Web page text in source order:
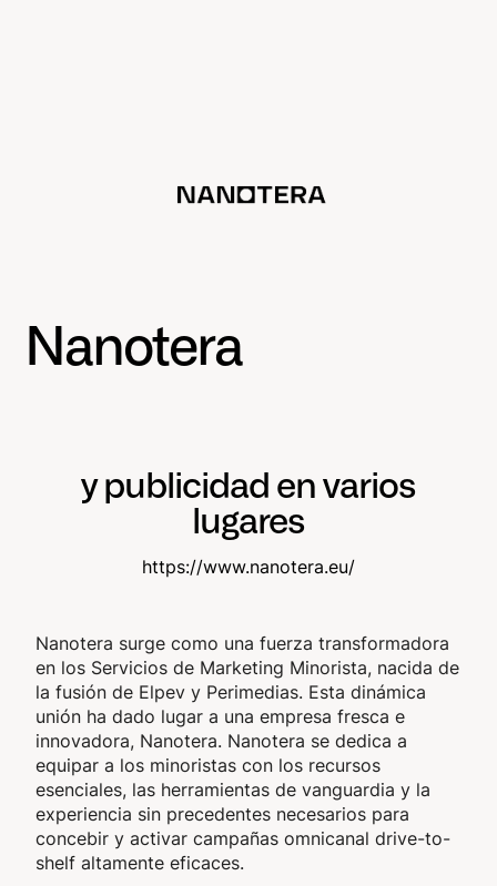
Nanotera
y publicidad en varios
lugares
https://www.nanotera.eu/
Nanotera surge como una fuerza transformadora
en los Servicios de Marketing Minorista, nacida de
la fusión de Elpev y Perimedias. Esta dinámica
unión ha dado lugar a una empresa fresca e
innovadora, Nanotera. Nanotera se dedica a
equipar a los minoristas con los recursos
esenciales, las herramientas de vanguardia y la
experiencia sin precedentes necesarios para
concebir y activar campañas omnicanal drive-to-
shelf altamente eficaces.